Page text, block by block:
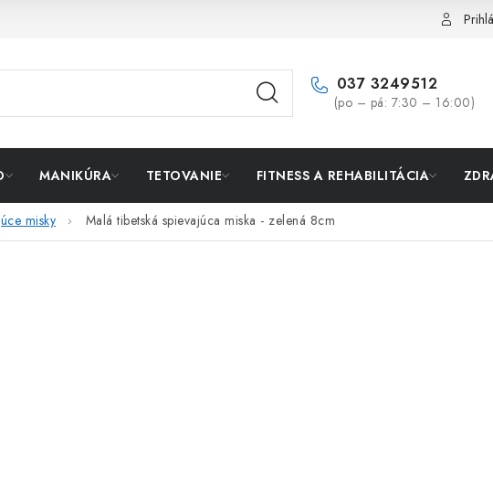
037 3249512
(po – pá: 7:30 – 16:00)
MANIKÚRA TETOVANIE FITNESS A REHABILITÁCIA
misky Malá tibetská spievajúca miska - zelená 8cm